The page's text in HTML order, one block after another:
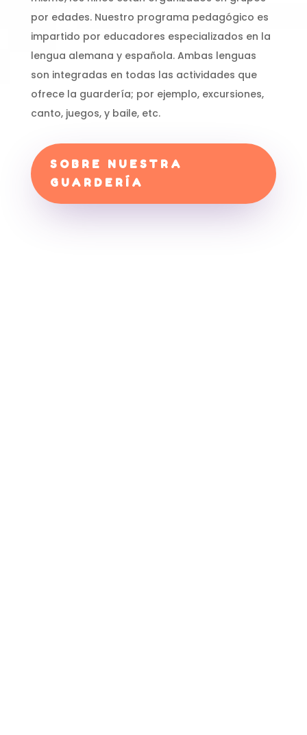
por edades. Nuestro programa pedagógico es
impartido por educadores especializados en la
lengua alemana y española. Ambas lenguas
son integradas en todas las actividades que
ofrece la guardería; por ejemplo, excursiones,
canto, juegos, y baile, etc.
SOBRE NUESTRA
GUARDERÍA